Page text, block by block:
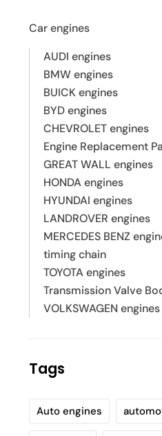
Car engines
AUDI engines
BMW engines
BUICK engines
BYD engines
CHEVROLET engines
Engine Replacement
GREAT WALL engines
HONDA engines
HYUNDAI engines
LANDROVER engines
MERCEDES BENZ
timing chain
TOYOTA engines
Transmission Valve
VOLKSWAGEN engines
Tags
Auto engines